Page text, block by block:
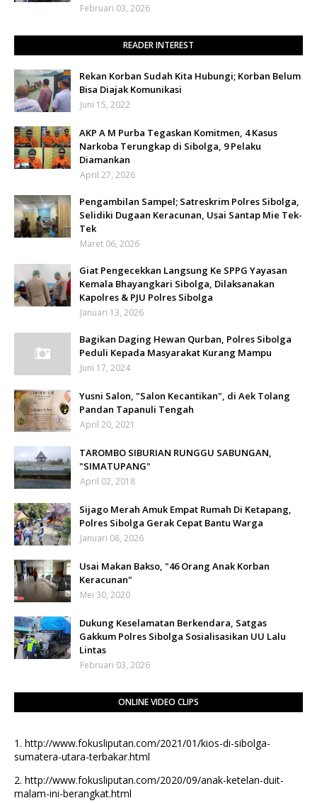
Februari 03, 2026
READER INTEREST
Rekan Korban Sudah Kita Hubungi; Korban Belum
Bisa Diajak Komunikasi
Juni 15, 2022
AKP A M Purba Tegaskan Komitmen, 4 Kasus
Narkoba Terungkap di Sibolga, 9 Pelaku
Diamankan
April 27, 2026
Pengambilan Sampel; Satreskrim Polres Sibolga,
Selidiki Dugaan Keracunan, Usai Santap Mie Tek-
Tek
Maret 06, 2026
Giat Pengecekkan Langsung Ke SPPG Yayasan
Kemala Bhayangkari Sibolga, Dilaksanakan
Kapolres & PJU Polres Sibolga
Januari 13, 2026
Bagikan Daging Hewan Qurban, Polres Sibolga
Peduli Kepada Masyarakat Kurang Mampu
Juni 17, 2024
Yusni Salon, "Salon Kecantikan", di Aek Tolang
Pandan Tapanuli Tengah
April 20, 2021
TAROMBO SIBURIAN RUNGGU SABUNGAN,
"SIMATUPANG"
April 02, 2018
Sijago Merah Amuk Empat Rumah Di Ketapang,
Polres Sibolga Gerak Cepat Bantu Warga
Januari 08, 2026
Usai Makan Bakso, "46 Orang Anak Korban
Keracunan"
Mei 30, 2020
Dukung Keselamatan Berkendara, Satgas
Gakkum Polres Sibolga Sosialisasikan UU Lalu
Lintas
Februari 03, 2026
ONLINE VIDEO CLIPS
1. http://www.fokusliputan.com/2021/01/kios-di-sibolga-
sumatera-utara-terbakar.html
2. http://www.fokusliputan.com/2020/09/anak-ketelan-duit-
malam-ini-berangkat.html